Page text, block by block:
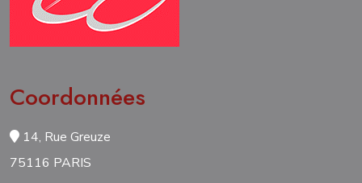
Coordonnées
14, Rue Greuze
75116 PARIS